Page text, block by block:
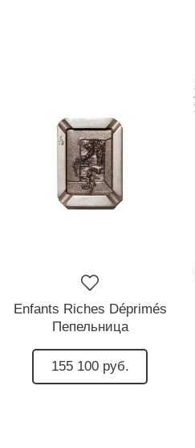
Enfants Riches Déprimés
Пепельница
155 100 руб.